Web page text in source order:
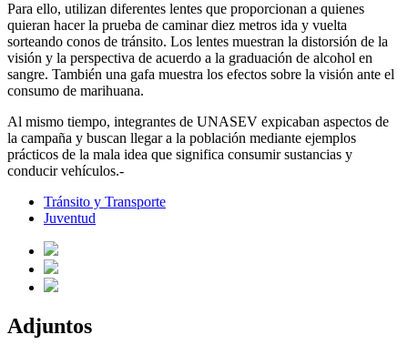
Para ello, utilizan diferentes lentes que proporcionan a quienes
quieran hacer la prueba de caminar diez metros ida y vuelta
sorteando conos de tránsito. Los lentes muestran la distorsión de la
visión y la perspectiva de acuerdo a la graduación de alcohol en
sangre. También una gafa muestra los efectos sobre la visión ante el
consumo de marihuana.
Al mismo tiempo, integrantes de UNASEV expicaban aspectos de
la campaña y buscan llegar a la población mediante ejemplos
prácticos de la mala idea que significa consumir sustancias y
conducir vehículos.-
Tránsito y Transporte
Juventud
Adjuntos